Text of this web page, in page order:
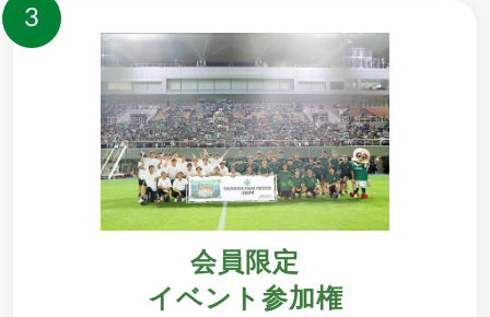
3
会員限定
イベント参加権